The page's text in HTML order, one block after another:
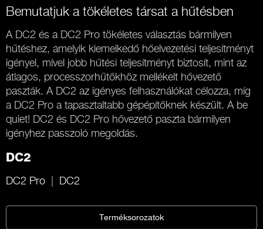
Bemutatjuk a tökéletes társat a hűtésben
A DC2 és a DC2 Pro tökéletes választás bármilyen
hűtéshez, amelyik kiemelkedő hőelvezetési teljesítményt
igényel, mivel jobb hűtési teljesítményt biztosít, mint az
átlagos, processzorhűtőkhöz mellékelt hővezető
paszták. A DC2 az igényes felhasználókat célozza, míg
a DC2 Pro a tapasztaltabb gépépítőknek készült. A be
quiet! DC2 és DC2 Pro hővezető paszta bármilyen
igényhez passzoló megoldás.
DC2
DC2 Pro DC2
Terméksorozatok